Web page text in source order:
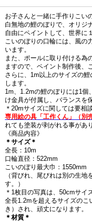
お子さんと一緒に手作りこい
白無地の鯉のぼりで、オリジ
自由にペイントして、世界に
こいのぼりの口輪には、風の
います。
また、ポールに取り付ける為
ますので、ペイント制作後、
さらに、1m以上のサイズの
します。
1m、1.2mの鯉のぼりには1個
け金具が付属し、バランスを
＊20mサイズに関しては要相談
専用絵の具「工作くん」（別
れても塗装が剥がれる事があ
《商品内容》
＊サイズ＊
全長：10m
口輪直径：522mm
こいのぼり最大巾：1550mm
（背びれ、尾びれは別の生
す。）
＊1枚目の写真は、50cmサイ
全長1.2mを超えるサイズの
き）され、頑丈になります。
＊材質＊